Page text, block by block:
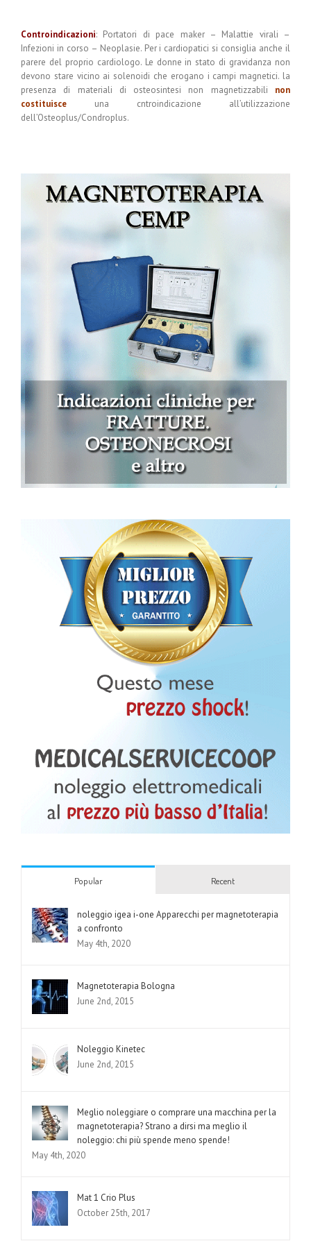
Controindicazioni: Portatori di pace maker – Malattie virali –
Infezioni in corso – Neoplasie. Per i cardiopatici si consiglia anche il
parere del proprio cardiologo. Le donne in stato di gravidanza non
devono stare vicino ai solenoidi che erogano i campi magnetici. la
presenza di materiali di osteosintesi non magnetizzabili non
costituisce una cntroindicazione all’utilizzazione
dell’Osteoplus/Condroplus.
Popular Recent
noleggio igea i-one Apparecchi per magnetoterapia
a confronto
May 4th, 2020
Magnetoterapia Bologna
June 2nd, 2015
Noleggio Kinetec
June 2nd, 2015
Meglio noleggiare o comprare una macchina per la
magnetoterapia? Strano a dirsi ma meglio il
noleggio: chi più spende meno spende!
May 4th, 2020
Mat 1 Crio Plus
October 25th, 2017